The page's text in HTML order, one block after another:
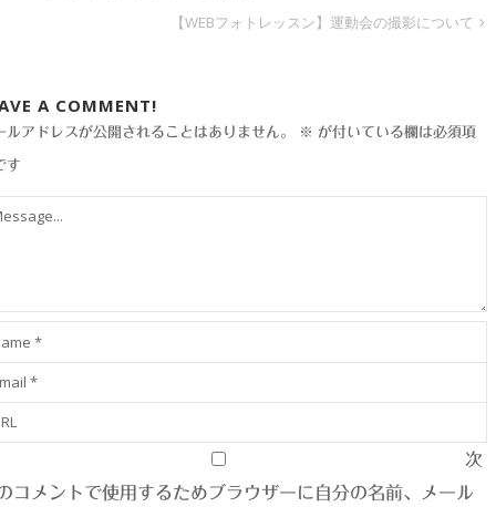
【WEBフォトレッスン】運動会の撮影について
A COMMENT!
ルアドレスが公開されることはありません。 ※ が付いている欄は必須項
す
次
コメントで使用するためブラウザーに自分の名前、メール